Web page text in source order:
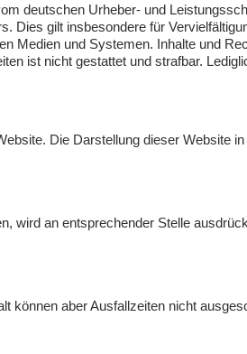
deutschen Urheber- und
Dies gilt insbesondere für
Medien und Systemen. Inhalte und
ist nicht gestattet und strafbar.
Die Darstellung dieser Website
wird an entsprechender Stelle
können aber Ausfallzeiten nicht